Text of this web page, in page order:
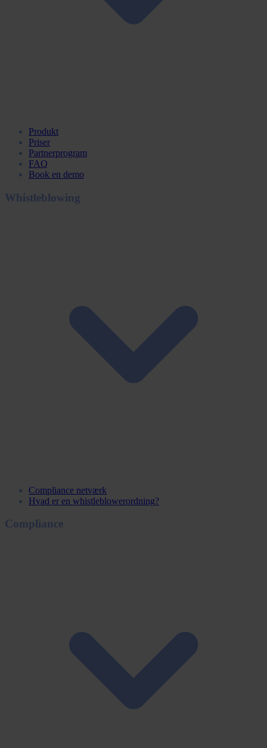
Produkt
Priser
Partnerprogram
FAQ
Book en demo
Whistleblowing
Compliance netværk
Hvad er en whistleblowerordning?
Compliance